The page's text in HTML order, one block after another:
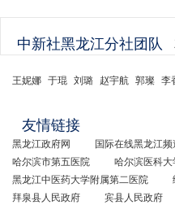
中新社黑龙江分社团队
王妮娜 于琨 刘璐 赵宇航 郭璨 李
友情链接
黑龙江政府网 国际在线黑龙江频
哈尔滨市第五医院
哈尔滨医科
黑龙江中医药大学附属第二医院
拜泉县人民政府
宾县人民政府